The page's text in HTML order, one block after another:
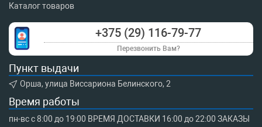
Каталог товаров
+375 (29) 116-79-77
Перезвонить Вам?
Пункт выдачи
Орша, улица Виссариона Белинского, 2
Время работы
пн-вс с 8:00 до 19:00 ВРЕМЯ ДОСТАВКИ 16:00 до 22:00 ЗАКАЗЫ